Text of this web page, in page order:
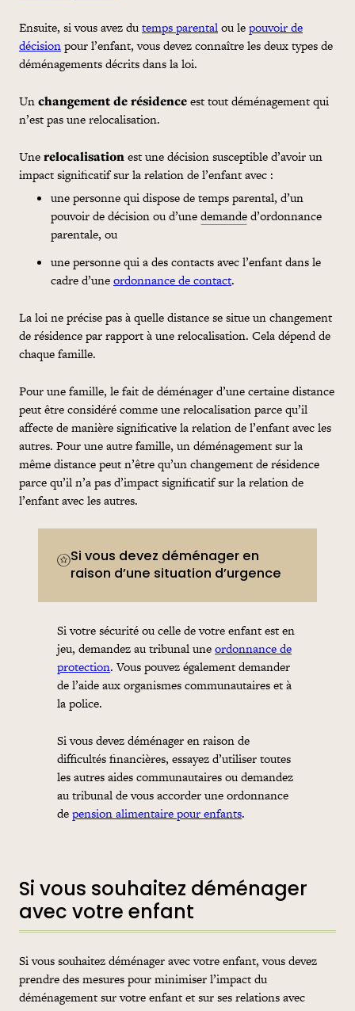
Ensuite, si vous avez dutemps parentalou lepouvoir de
décisionpour l’enfant, vous devez connaître les deux types de
déménagements décrits dans la loi.
Unchangement de résidenceest tout déménagement qui
n’est pas une relocalisation.
Unerelocalisationest une décision susceptible d’avoir un
impact significatif sur la relation de l’enfant avec :
une personne qui dispose de temps parental, d’un
pouvoir de décision ou d’unedemanded’ordonnance
parentale, ou
une personne qui a des contacts avec l’enfant dans le
cadre d’uneordonnance de contact.
La loi ne précise pas à quelle distance se situe un changement
de résidence par rapport à une relocalisation. Cela dépend de
chaque famille.
Pour une famille, le fait de déménager d’une certaine distance
peut être considéré comme une relocalisation parce qu’il
affecte de manière significative la relation de l’enfant avec les
autres. Pour une autre famille, un déménagement sur la
même distance peut n’être qu’un changement de résidence
parce qu’il n’a pas d’impact significatif sur la relation de
l’enfant avec les autres.
Si vous devez déménager en
raison d’une situation d’urgence
Si votre sécurité ou celle de votre enfant est en
jeu, demandez au tribunal uneordonnance de
protection. Vous pouvez également demander
de l’aide aux organismes communautaires et à
la police.
Si vous devez déménager en raison de
difficultés financières, essayez d’utiliser toutes
les autres aides communautaires ou demandez
au tribunal de vous accorder une ordonnance
depension alimentaire pour enfants.
Si vous souhaitez déménager
avec votre enfant
Si vous souhaitez déménager avec votre enfant, vous devez
prendre des mesures pour minimiser l’impact du
déménagement sur votre enfant et sur ses relations avec